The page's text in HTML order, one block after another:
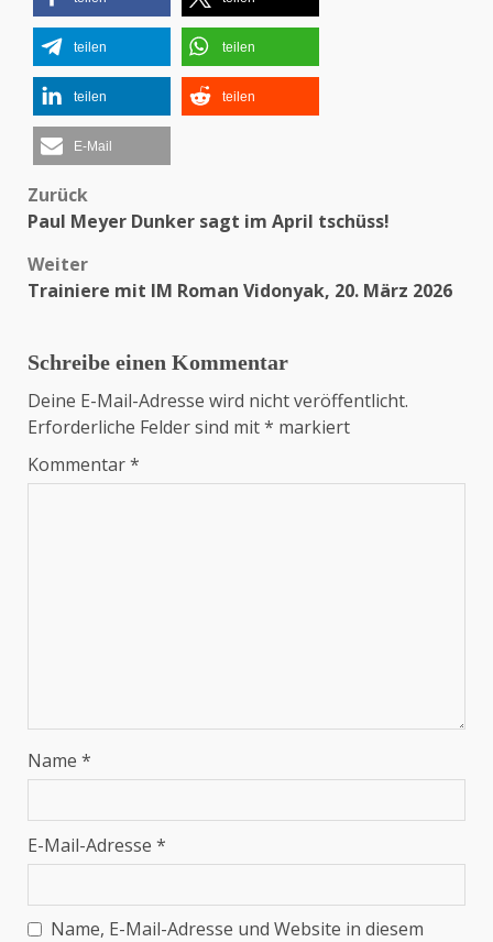
teilen teilen
teilen teilen
E-Mail
Beitragsnavigation
Zurück
Paul Meyer Dunker sagt im April tschüss!
Weiter
Trainiere mit IM Roman Vidonyak, 20. März 2026
Schreibe einen Kommentar
Deine E-Mail-Adresse wird nicht veröffentlicht.
Erforderliche Felder sind mit* markiert
Kommentar*
Name *
E-Mail-Adresse *
Name, E-Mail-Adresse und Website in diesem